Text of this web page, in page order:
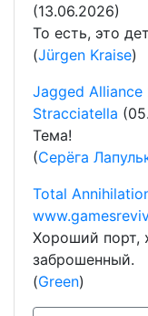
(13.06.2026)
То есть, это
(Jürgen Kraise)
Jagged
Stracciatella
Тема!
(Серёга
Total
Хороший порт,
заброшенный.
(Green)